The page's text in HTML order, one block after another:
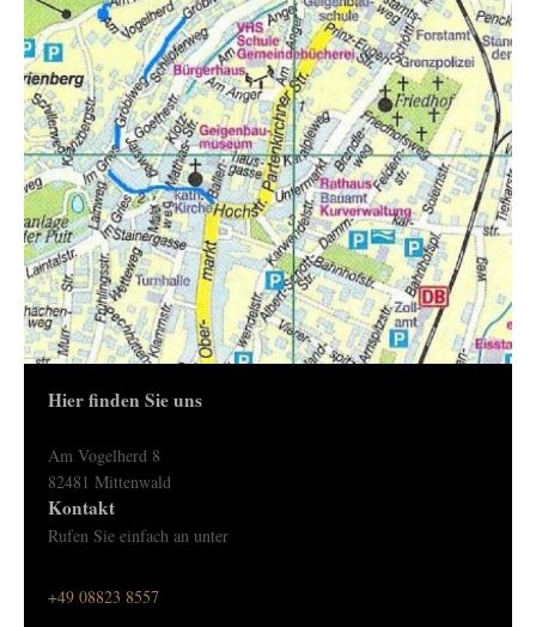
Hier finden Sie uns
Am Vogelherd 8
82481 Mittenwald
Kontakt
Rufen Sie einfach an unter
+49 08823 8557